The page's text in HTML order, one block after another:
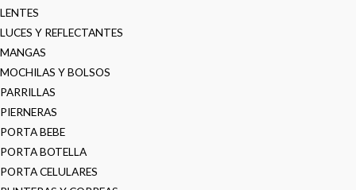
LENTES
LUCES Y REFLECTANTES
MANGAS
MOCHILAS Y BOLSOS
PARRILLAS
PIERNERAS
PORTA BEBE
PORTA BOTELLA
PORTA CELULARES